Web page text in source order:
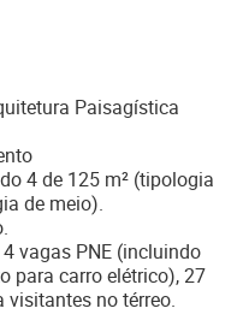
Paisagística
4 de 125 m² (tipologia
de meio).
vagas PNE (incluindo
para carro elétrico), 27
visitantes no térreo.